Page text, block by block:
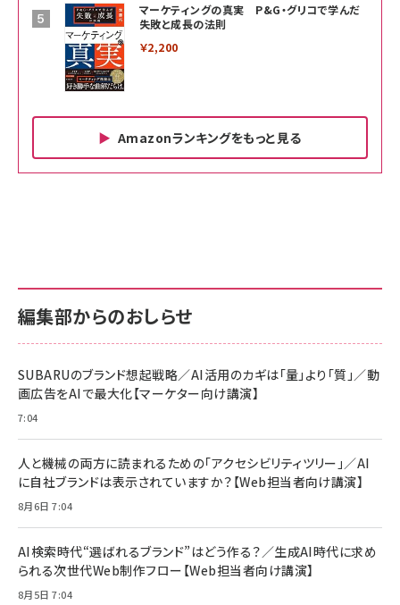
マーケティングの真実 P&G・グリコで学んだ
失敗と成長の法則
￥2,200
Amazonランキングをもっと見る
￥880
anan(アンアン)2026/06/24号 No.2500増刊
スペシャルエディション[王道エンタメの矜持／
￥1,100
年後半、あなたの恋と運命／山田涼介]
￥880
組織の成果を最大化する ルールのデザイン
サポート正規品 メーカー保証5年 KLMEA128G
NIMASO ガラスフィルム iPhone 17 用 保護フィ
すい ガイド枠付き いPhone17 (6.3インチ) 対応
2枚セット DSP25F1698
￥1,599
【New】Amazon Fire TV Stick HD | 手軽にスト
レイヤー
￥6,980
Anker Soundcore P31i (Bluetooth 6.1) 【完
全ワイヤレスイヤホン/アクティブノイズキャンセリ
ング/マルチポイント接続 / 最大50時間再生 / PSE
技術基準適合】ブラック
￥5,990
サポート正規品 メーカー保証5年 KLMEA128G
Amazon eギフトカード - Amazonロゴ - クラ
￥5,000
ケーブル Anker絡まないケーブル 240W 結束バン
17 / 16 / 15 / Galaxy iPad Pro MacBook
Pro/Air 各種対応 (1.8m ミッドナイトブラック)
￥1,890
編集部からのおしらせ
SUBARUのブランド想起戦略／AI活用のカギは「量」より「質」／動
画広告をAIで最大化【マーケター向け講演】
7:04
人と機械の両方に読まれるための「アクセシビリティツリー」／AI
に自社ブランドは表示されていますか？【Web担当者向け講演】
8月6日 7:04
AI検索時代“選ばれるブランド”はどう作る？／生成AI時代に求め
られる次世代Web制作フロー【Web担当者向け講演】
8月5日 7:04